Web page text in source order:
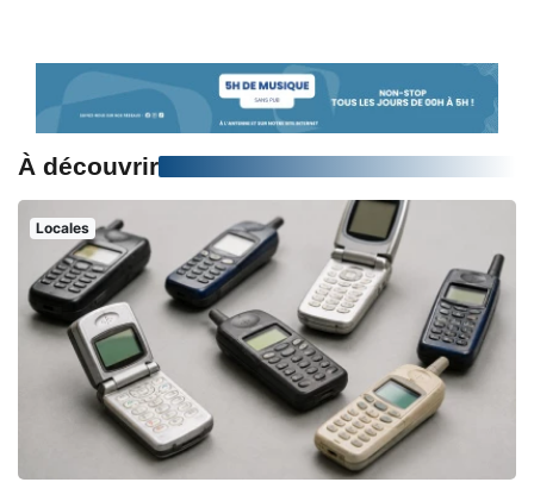
À découvrir
Locales